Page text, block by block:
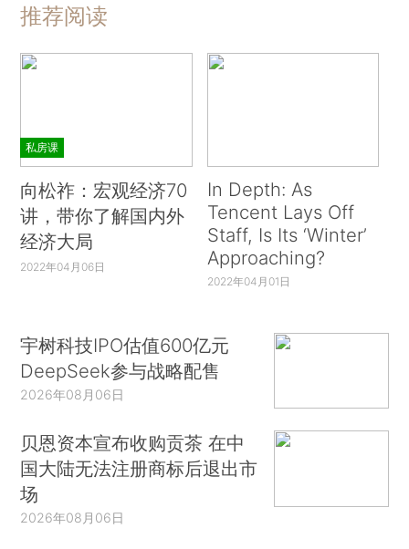
推荐阅读
私房课
向松祚：宏观经济70
讲，带你了解国内外
经济大局
2022年04月06日
In Depth: As
Tencent Lays Off
Staff, Is Its ‘Winter’
Approaching?
2022年04月01日
宇树科技IPO估值600亿元
DeepSeek参与战略配售
2026年08月06日
贝恩资本宣布收购贡茶 在中
国大陆无法注册商标后退出市
场
2026年08月06日